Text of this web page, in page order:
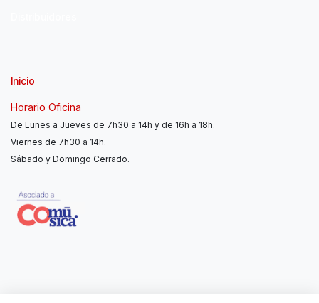
Inicio
Horario Oficina
De Lunes a Jueves de 7h30 a 14h y de 16h a 18h.
Viernes de 7h30 a 14h.
Sábado y Domingo Cerrado.